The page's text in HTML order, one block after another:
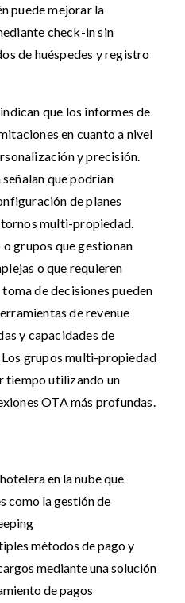
puede mejorar la
check-in sin
de huéspedes y registro
que los informes de
en cuanto a nivel
y precisión.
que podrían
de planes
multi-propiedad.
grupos que gestionan
o que requieren
de decisiones pueden
de revenue
y capacidades de
grupos multi-propiedad
tiempo utilizando un
OTA más profundas.
en la nube que
como la gestión de
métodos de pago y
mediante una solución
de pagos